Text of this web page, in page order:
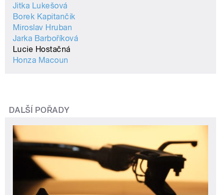
Jitka Lukešová
Borek Kapitančik
Miroslav Hruban
Jarka Barboříková
Lucie Hostačná
Honza Macoun
DALŠÍ POŘADY